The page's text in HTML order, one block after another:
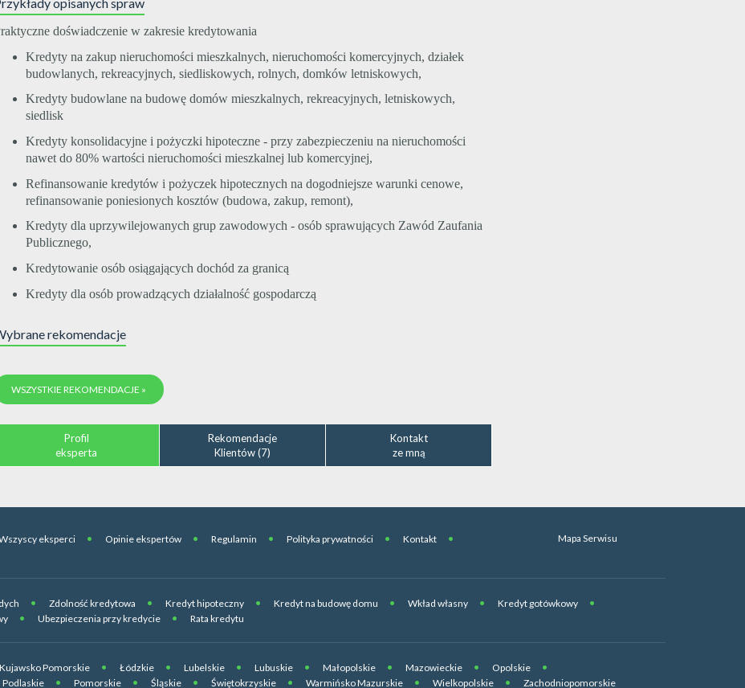
doświadczenie w zakresie kredytowania
Kredyty na zakup nieruchomości mieszkalnych, nieruchomości komercyjnych, działek
budowlanych, rekreacyjnych, siedliskowych, rolnych, domków letniskowych,
Kredyty budowlane na budowę domów mieszkalnych, rekreacyjnych, letniskowych,
siedlisk
Kredyty konsolidacyjne i pożyczki hipoteczne - przy zabezpieczeniu na nieruchomości
nawet do 80% wartości nieruchomości mieszkalnej lub komercyjnej,
Refinansowanie kredytów i pożyczek hipotecznych na dogodniejsze warunki cenowe,
refinansowanie poniesionych kosztów (budowa, zakup, remont),
Kredyty dla uprzywilejowanych grup zawodowych - osób sprawujących Zawód Zaufania
Publicznego,
Kredytowanie osób osiągających dochód za granicą
Kredyty dla osób prowadzących działalność gospodarczą
rekomendacje
WSZYSTKIE REKOMENDACJE »
Profil
eksperta
Rekomendacje
Klientów (7)
Kontakt
ze mną
eksperci Opinie ekspertów Regulamin Polityka prywatności
Kontakt
Mapa Serwisu
Zdolność kredytowa Kredyt hipoteczny Kredyt na budowę domu Wkład własny
Kredyt gotówkowy
Ubezpieczenia przy kredycie Rata kredytu
Kujawsko Pomorskie Łódzkie Lubelskie Lubuskie Małopolskie Mazowieckie
Opolskie
Podlaskie Pomorskie Śląskie Świętokrzyskie Warmińsko Mazurskie Wielkopolskie Zachodniopomorskie